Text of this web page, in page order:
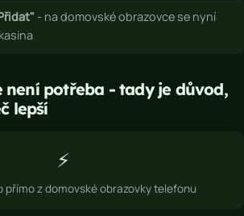
- na domovské obrazovce se nyní
není potřeba - tady je důvod,
lepší
⚡
přímo z domovské obrazovky telefonu